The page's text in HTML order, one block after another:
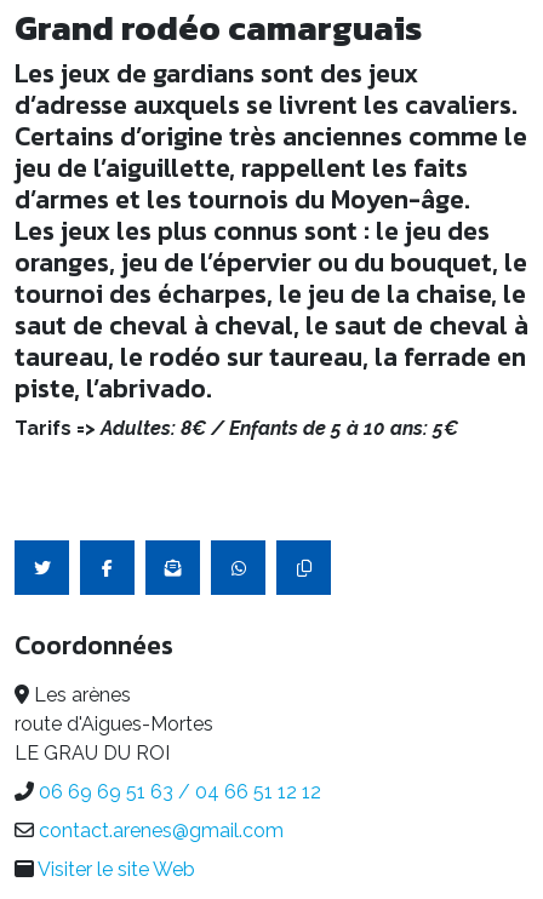
Grand rodéo camarguais
Les jeux de gardians sont des jeux
d’adresse auxquels se livrent les cavaliers.
Certains d’origine très anciennes comme le
jeu de l’aiguillette, rappellent les faits
d’armes et les tournois du Moyen-âge.
Les jeux les plus connus sont : le jeu des
oranges, jeu de l’épervier ou du bouquet, le
tournoi des écharpes, le jeu de la chaise, le
saut de cheval à cheval, le saut de cheval à
taureau, le rodéo sur taureau, la ferrade en
piste, l’abrivado.
Tarifs => Adultes: 8€ / Enfants de 5 à 10 ans: 5€
Coordonnées
Les arènes
route d'Aigues-Mortes
LE GRAU DU ROI
06 69 69 51 63 / 04 66 51 12 12
contact.arenes@gmail.com
Visiter le site Web